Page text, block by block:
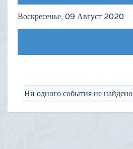
Воскресенье, 09 Август 2020
Ни одного события не найдено